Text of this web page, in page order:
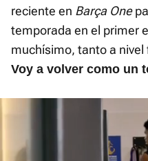
reciente en Barça One
temporada en el primer
muchísimo, tanto a
Voy a volver como un